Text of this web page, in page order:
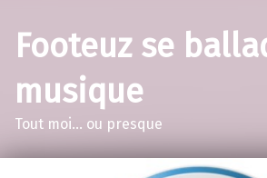
Footeuz se
musique
Tout moi… ou presque